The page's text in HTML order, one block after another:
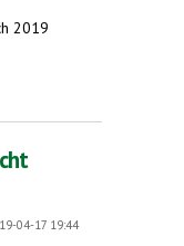
2019
04-17 19:44